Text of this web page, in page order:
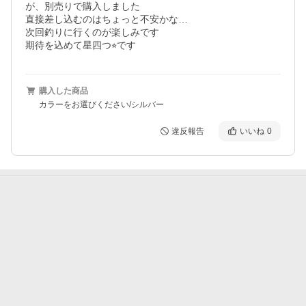
が、別売りで購入しました
直接差し込むのはちょっと不安かな…
次回釣りに行くのが楽しみです
期待を込めて星四つ⭐︎です
購入した商品
カラーをお選びください/シルバー
違反報告 いいね 0